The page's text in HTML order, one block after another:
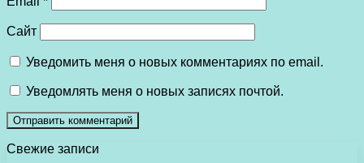
Сайт
Уведомить меня о новых комментариях по email.
Уведомлять меня о новых записях почтой.
Свежие записи